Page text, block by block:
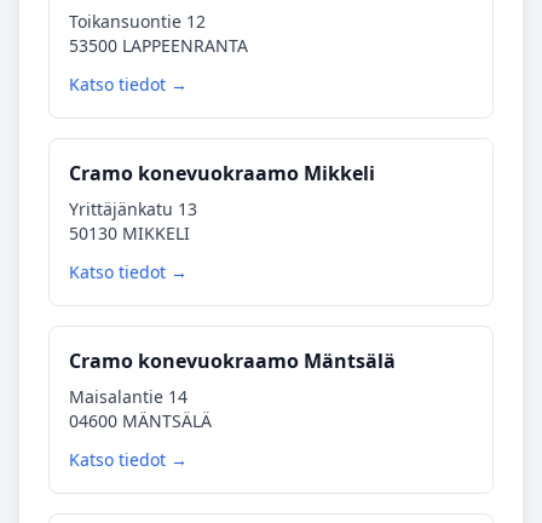
Toikansuontie 12
53500 LAPPEENRANTA
Katso tiedot →
Cramo konevuokraamo Mikkeli
Yrittäjänkatu 13
50130 MIKKELI
Katso tiedot →
Cramo konevuokraamo Mäntsälä
Maisalantie 14
04600 MÄNTSÄLÄ
Katso tiedot →